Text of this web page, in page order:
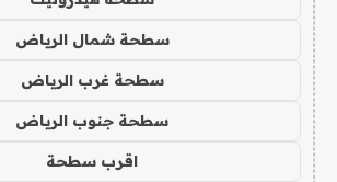
سطحة شمال الرياض
سطحة غرب الرياض
سطحة جنوب الرياض
اقرب سطحة